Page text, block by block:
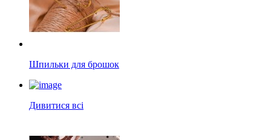
Шпильки для брошок
Дивитися всі